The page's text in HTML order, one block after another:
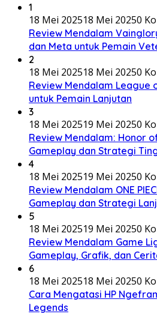
1
18 Mei 202518 Mei 20250
Review Mendalam
dan Meta untuk Pemain
2
18 Mei 202518 Mei 20250
Review Mendalam League
untuk Pemain Lanjutan
3
18 Mei 202519 Mei 20250
Review Mendalam: Honor
Gameplay dan Strategi
4
18 Mei 202519 Mei 20250
Review Mendalam ONE
Gameplay dan Strategi
5
18 Mei 202519 Mei 20250
Review Mendalam Game
Gameplay, Grafik, dan
6
18 Mei 202518 Mei 20250
Cara Mengatasi HP
Legends